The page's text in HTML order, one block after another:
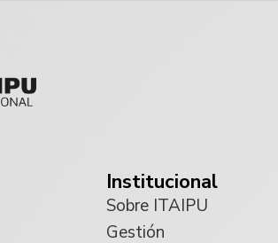
Institucional
Sobre ITAIPU
Gestión